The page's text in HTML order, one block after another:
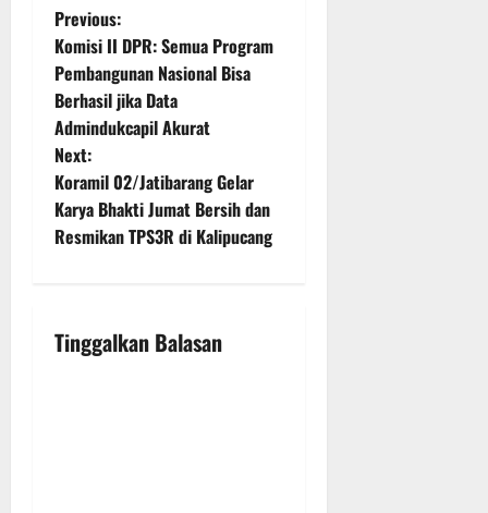
P
o
s
t
n
a
i
Previous:
Komisi II DPR: Semua Program
Pembangunan Nasional Bisa
Berhasil jika Data
Admindukcapil Akurat
Next:
Koramil 02/Jatibarang Gelar
Karya Bhakti Jumat Bersih dan
Resmikan TPS3R di Kalipucang
Tinggalkan Balasan